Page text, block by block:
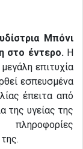
Μπόνι
στο έντερο. Η
επιτυχία
εσπευσμένα
έπειτα από
της υγείας της
πληροφορίες